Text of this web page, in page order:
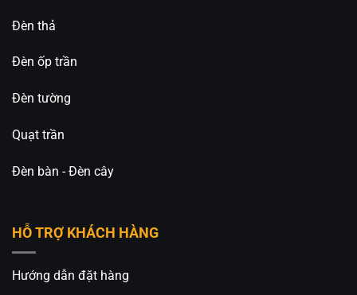
Đèn thả
Đèn ốp trần
Đèn tường
Quạt trần
Đèn bàn - Đèn cây
HỖ TRỢ KHÁCH HÀNG
Hướng dẫn đặt hàng